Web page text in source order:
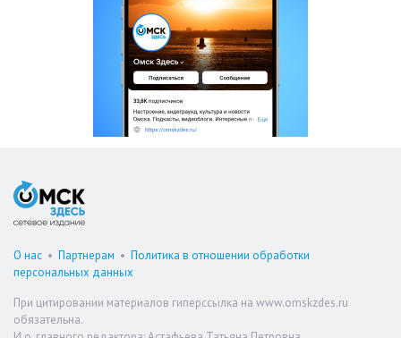
О нас • Партнерам • Политика в отношении обработки
персональных данных
При цитировании материалов гиперссылка на www.omskzdes.ru
обязательна.